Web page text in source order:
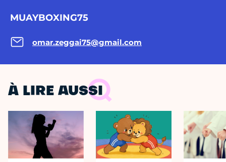
MUAYBOXING75
omar.zeggai75@gmail.com
À LIRE AUSSI